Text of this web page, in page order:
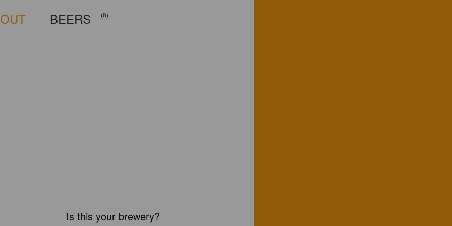
BEERS (6)
Is this your brewery?